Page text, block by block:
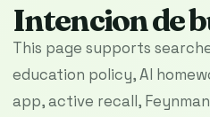
Intencion de
This page supports
education policy, AI
app, active recall,